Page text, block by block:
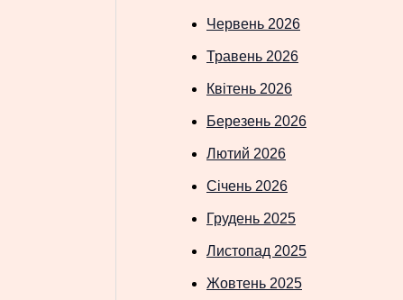
Червень 2026
Травень 2026
Квітень 2026
Березень 2026
Лютий 2026
Січень 2026
Грудень 2025
Листопад 2025
Жовтень 2025